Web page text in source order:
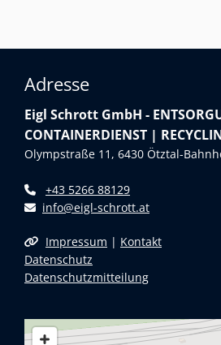
Adresse
Eigl Schrott GmbH -
CONTAINERDIENST |
Olympstraße 11, 6430 Ötztal-
 +43 5266 88129
 info@eigl-schrott.at
 Impressum | Kontakt
Datenschutz
Datenschutzmitteilung